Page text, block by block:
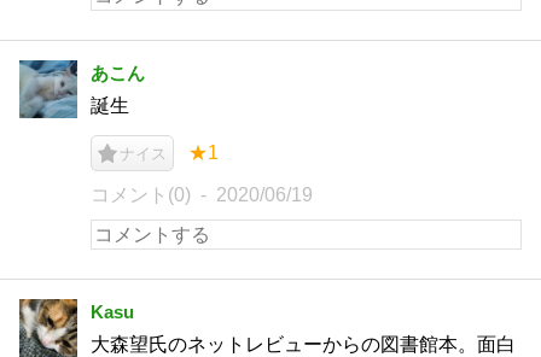
あこん
誕生
ナイス ★1
コメント(0) 2020/06/19
Kasu
大森望氏のネットレビューからの図書館本。面白